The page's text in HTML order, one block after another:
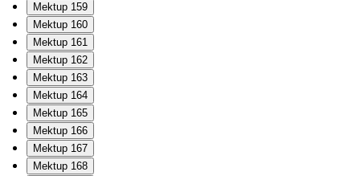
Mektup 159
Mektup 160
Mektup 161
Mektup 162
Mektup 163
Mektup 164
Mektup 165
Mektup 166
Mektup 167
Mektup 168